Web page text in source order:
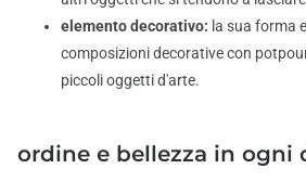
elemento decorativo: la sua forma
composizioni decorative con
piccoli oggetti d'arte.
ordine e bellezza in ogni